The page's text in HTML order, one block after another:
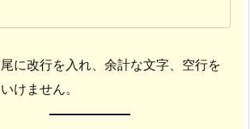
に改行を入れ、余計な文字、空行を
けません。